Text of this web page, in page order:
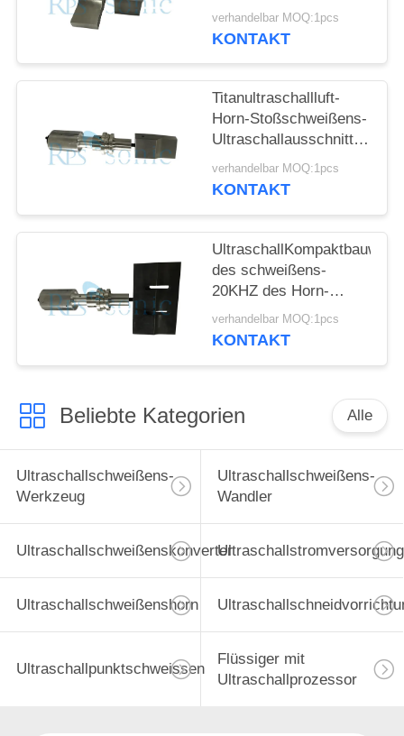
Verpackung PET
gestrichenen Papiers
verhandelbar MOQ:1pcs
KONTAKT
Titanultraschallluft-
Horn-Stoßschweißens-
Ultraschallausschnitt-
Horn
verhandelbar MOQ:1pcs
KONTAKT
des schweißens-
20KHZ des Horn-
210*25mm einfach zu
benützen
verhandelbar MOQ:1pcs
KONTAKT
Beliebte Kategorien Alle
Ultraschallschweißens-
Werkzeug
Ultraschallschweißens-
Wandler
UltraschallschweißenskonverterUltraschallstromversorgung
Ultraschallschweißenshorn
Ultraschallpunktschweissen
Flüssiger mit
Ultraschallprozessor